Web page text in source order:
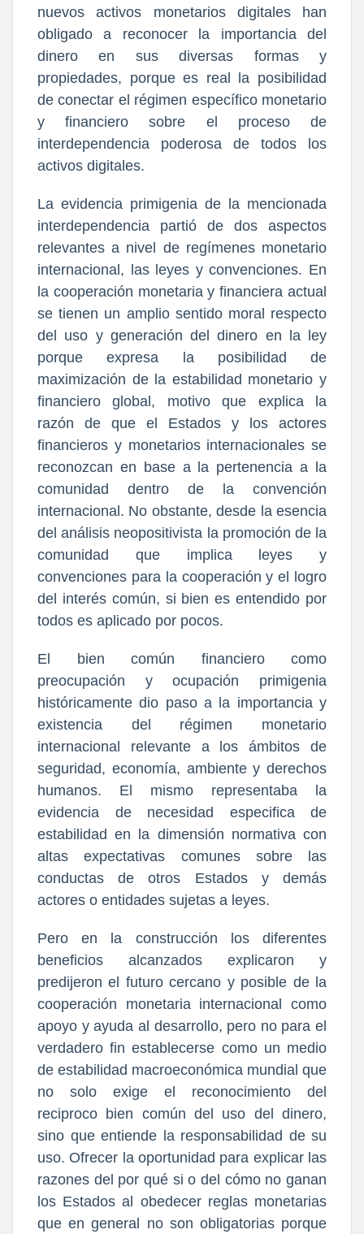
nuevos activos monetarios digitales han
obligado a reconocer la importancia del
dinero en sus diversas formas y
propiedades, porque es real la posibilidad
de conectar el régimen específico monetario
y financiero sobre el proceso de
interdependencia poderosa de todos los
activos digitales.
La evidencia primigenia de la mencionada
interdependencia partió de dos aspectos
relevantes a nivel de regímenes monetario
internacional, las leyes y convenciones. En
la cooperación monetaria y financiera actual
se tienen un amplio sentido moral respecto
del uso y generación del dinero en la ley
porque expresa la posibilidad de
maximización de la estabilidad monetario y
financiero global, motivo que explica la
razón de que el Estados y los actores
financieros y monetarios internacionales se
reconozcan en base a la pertenencia a la
comunidad dentro de la convención
internacional. No obstante, desde la esencia
del análisis neopositivista la promoción de la
comunidad que implica leyes y
convenciones para la cooperación y el logro
del interés común, si bien es entendido por
todos es aplicado por pocos.
El bien común financiero como
preocupación y ocupación primigenia
históricamente dio paso a la importancia y
existencia del régimen monetario
internacional relevante a los ámbitos de
seguridad, economía, ambiente y derechos
humanos. El mismo representaba la
evidencia de necesidad especifica de
estabilidad en la dimensión normativa con
altas expectativas comunes sobre las
conductas de otros Estados y demás
actores o entidades sujetas a leyes.
Pero en la construcción los diferentes
beneficios alcanzados explicaron y
predijeron el futuro cercano y posible de la
cooperación monetaria internacional como
apoyo y ayuda al desarrollo, pero no para el
verdadero fin establecerse como un medio
de estabilidad macroeconómica mundial que
no solo exige el reconocimiento del
reciproco bien común del uso del dinero,
sino que entiende la responsabilidad de su
uso. Ofrecer la oportunidad para explicar las
razones del por qué si o del cómo no ganan
los Estados al obedecer reglas monetarias
que en general no son obligatorias porque